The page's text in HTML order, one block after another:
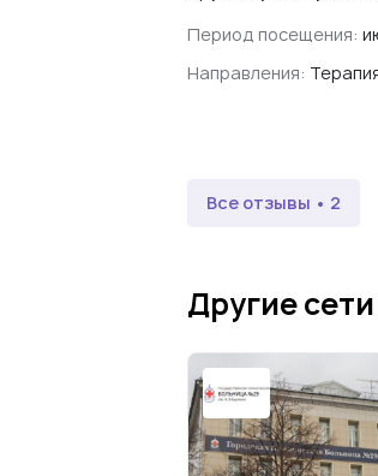
Период посещения:
Направления:
Все отзывы • 2
Другие